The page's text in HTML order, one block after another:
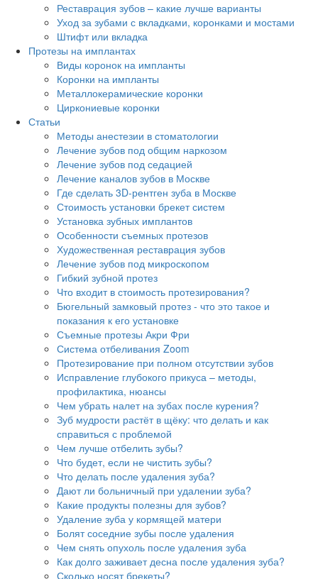
Реставрация зубов – какие лучше варианты
Уход за зубами с вкладками, коронками и мостами
Штифт или вкладка
Протезы на имплантах
Виды коронок на импланты
Коронки на импланты
Металлокерамические коронки
Циркониевые коронки
Статьи
Методы анестезии в стоматологии
Лечение зубов под общим наркозом
Лечение зубов под седацией
Лечение каналов зубов в Москве
Где сделать 3D-рентген зуба в Москве
Стоимость установки брекет систем
Установка зубных имплантов
Особенности съемных протезов
Художественная реставрация зубов
Лечение зубов под микроскопом
Гибкий зубной протез
Что входит в стоимость протезирования?
Бюгельный замковый протез - что это такое и
показания к его установке
Съемные протезы Акри Фри
Система отбеливания Zoom
Протезирование при полном отсутствии зубов
Исправление глубокого прикуса – методы,
профилактика, нюансы
Чем убрать налет на зубах после курения?
Зуб мудрости растёт в щёку: что делать и как
справиться с проблемой
Чем лучше отбелить зубы?
Что будет, если не чистить зубы?
Что делать после удаления зуба?
Дают ли больничный при удалении зуба?
Какие продукты полезны для зубов?
Удаление зуба у кормящей матери
Болят соседние зубы после удаления
Чем снять опухоль после удаления зуба
Как долго заживает десна после удаления зуба?
Сколько носят брекеты?